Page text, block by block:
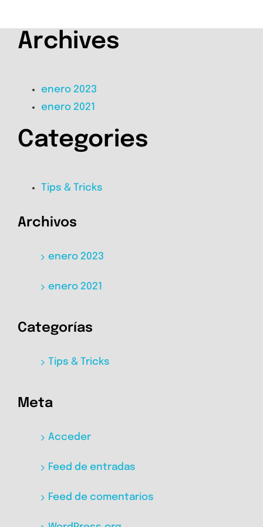
Archives
enero 2023
enero 2021
Categories
Tips & Tricks
Archivos
enero 2023
enero 2021
Categorías
Tips & Tricks
Meta
Acceder
Feed de entradas
Feed de comentarios